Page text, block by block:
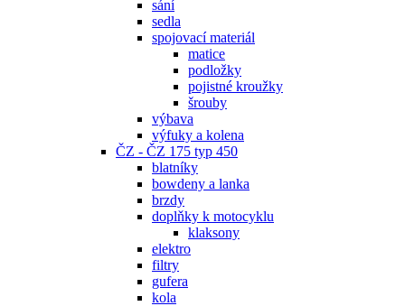
sání
sedla
spojovací materiál
matice
podložky
pojistné kroužky
šrouby
výbava
výfuky a kolena
ČZ - ČZ 175 typ 450
blatníky
bowdeny a lanka
brzdy
doplňky k motocyklu
klaksony
elektro
filtry
gufera
kola